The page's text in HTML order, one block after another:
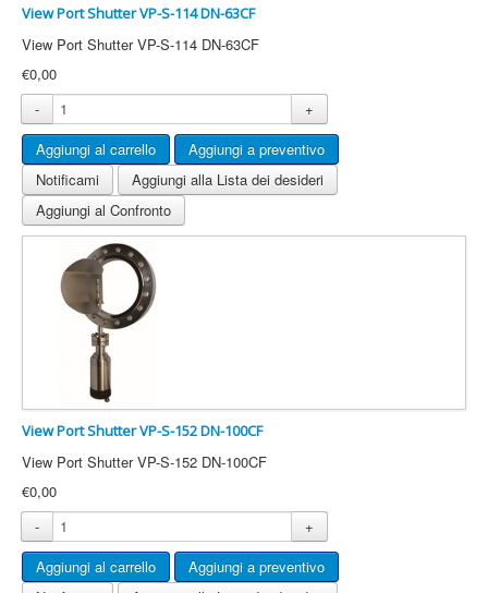
View Port Shutter VP-S-114 DN-63CF
View Port Shutter VP-S-114 DN-63CF
€0,00
-
+
Notificami
Aggiungi alla Lista dei desideri
Aggiungi al Confronto
View Port Shutter VP-S-152 DN-100CF
View Port Shutter VP-S-152 DN-100CF
€0,00
-
+